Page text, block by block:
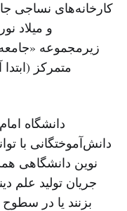
کارخانه‌های نساجی
و میلاد
زیرمجموعه
متمرکز
دانشگاه
دانش‌آموختگانی با
نوین دانشگاهی
جریان تولید علم
بزنند یا در